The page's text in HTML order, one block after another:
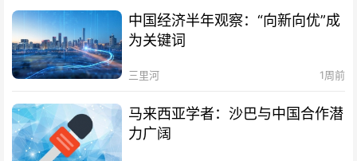
中国经济半年观察：“向新向优”成
为关键词
三里河 1周前
马来西亚学者：沙巴与中国合作潜
力广阔